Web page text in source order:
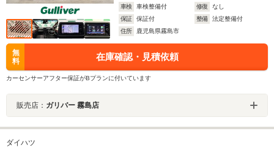
車検
車検整備付 修復
なし
保証
保証付 整備
法定整備付
住所
鹿児島県霧島市
無
料
在庫確認・見積依頼
カーセンサーアフター保証がBプランに付いています
販売店： ガリバー 霧島店
ダイハツ